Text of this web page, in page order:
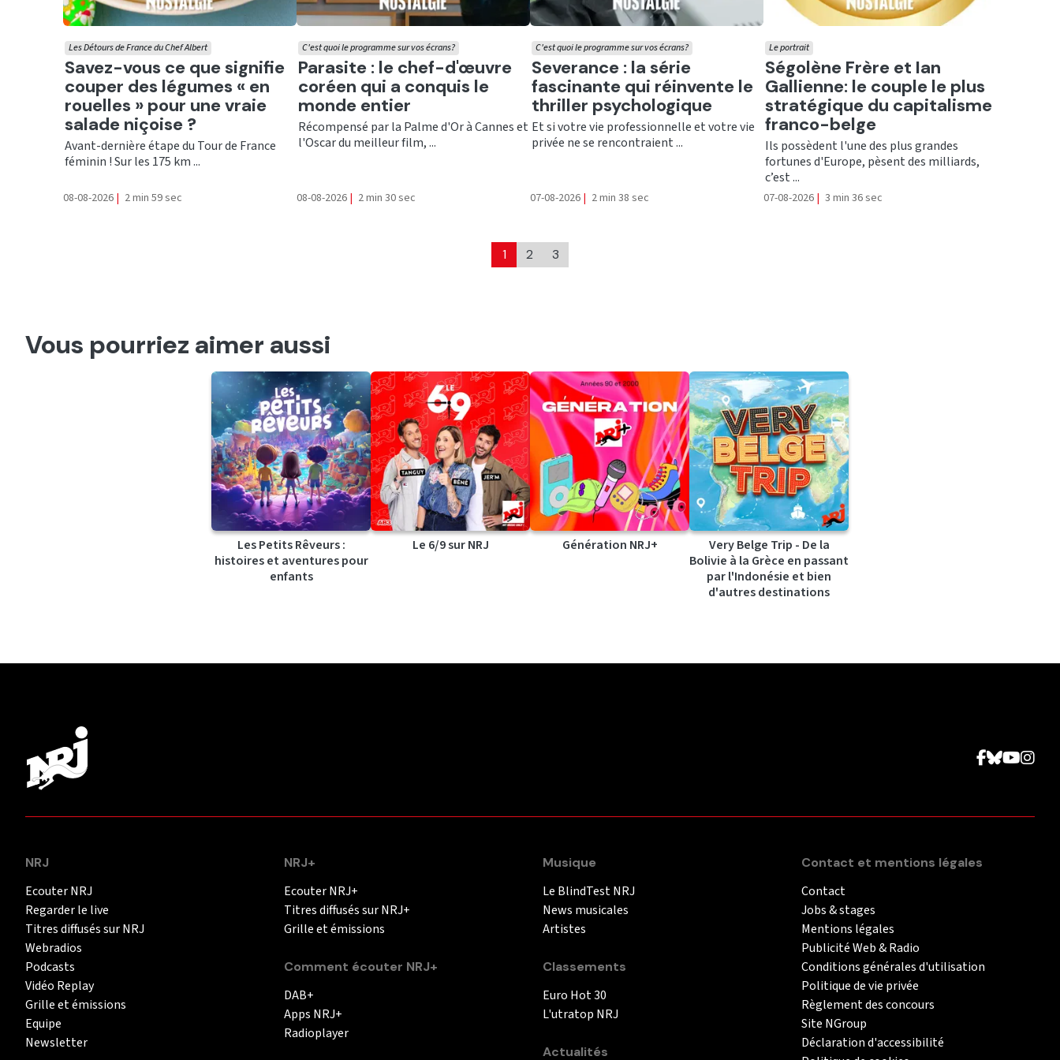
Ecouter
Savez-vous ce que signifie
couper des légumes « en
rouelles » pour une vraie
salade niçoise ?
Les Détours de France du Chef Albert
Avant-dernière étape du Tour de France
féminin ! Sur les 175 km ...
08-08-2026 | 2 min 59 sec
Ecouter
Parasite : le chef-d'œuvre
coréen qui a conquis le
monde entier
C'est quoi le programme sur vos écrans?
Récompensé par la Palme d'Or à Cannes et
l'Oscar du meilleur film, ...
08-08-2026 | 2 min 30 sec
Ecouter
Severance : la série
fascinante qui réinvente le
thriller psychologique
C'est quoi le programme sur vos écrans?
Et si votre vie professionnelle et votre vie
privée ne se rencontraient ...
07-08-2026 | 2 min 38 sec
Ecouter
Ségolène Frère et Ian
Gallienne: le couple le plus
stratégique du capitalisme
franco-belge
Le portrait
Ils possèdent l'une des plus grandes
fortunes d'Europe, pèsent des milliards,
c’est ...
07-08-2026 | 3 min 36 sec
1 2 3
Vous pourriez aimer aussi
Les Petits Rêveurs :
histoires et aventures pour
enfants
Le 6/9 sur NRJ Génération NRJ+
Very Belge Trip - De la
Bolivie à la Grèce en passant
par l'Indonésie et bien
d'autres destinations
NRJ
Ecouter NRJ
Regarder le live
Titres diffusés sur NRJ
Webradios
Podcasts
Vidéo Replay
Grille et émissions
Equipe
Newsletter
NRJ+
Ecouter NRJ+
Titres diffusés sur NRJ+
Grille et émissions
Comment écouter NRJ+
DAB+
Apps NRJ+
Radioplayer
Musique
Le BlindTest NRJ
News musicales
Artistes
Classements
Euro Hot 30
L'utratop NRJ
Actualités
Contact et mentions légales
Contact
Jobs & stages
Mentions légales
Publicité Web & Radio
Conditions générales d'utilisation
Politique de vie privée
Règlement des concours
Site NGroup
Déclaration d'accessibilité